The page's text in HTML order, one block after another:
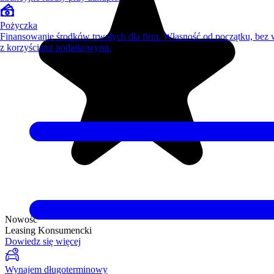
Nowość
Leasing Konsumencki
Dowiedz się więcej
Wynajem długoterminowy
Pożyczka
Finansowanie środków trwałych dla firm. Własność od początku, bez
z korzyściami podatkowymi.